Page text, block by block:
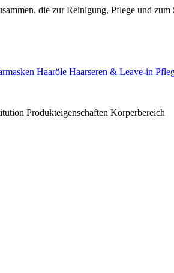
die zur Reinigung, Pflege und
Haaröle Haarseren & Leave-in
Produkteigenschaften Körperbereich